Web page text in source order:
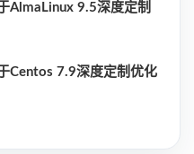
AlmaLinux 9.5深度定制
Centos 7.9深度定制优化